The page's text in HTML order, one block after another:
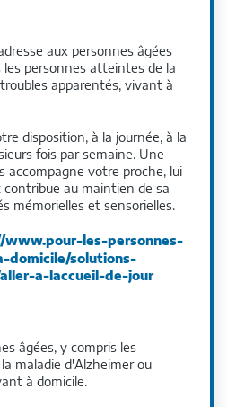
aux personnes âgées
personnes atteintes de la
apparentés, vivant à
disposition, à la journée, à la
fois par semaine. Une
accompagne votre proche, lui
au maintien de sa
mémorielles et sensorielles.
www.pour-les-personnes-
domicile/solutions-
a-laccueil-de-jour
âgées, y compris les
maladie d'Alzheimer ou
à domicile.